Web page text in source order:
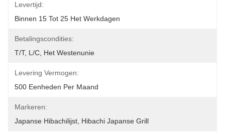
Levertijd:
Binnen 15 Tot 25 Het Werkdagen
Betalingscondities:
T/T, L/C, Het Westenunie
Levering Vermogen:
500 Eenheden Per Maand
Markeren:
Japanse Hibachilijst Hibachi Japanse Grill